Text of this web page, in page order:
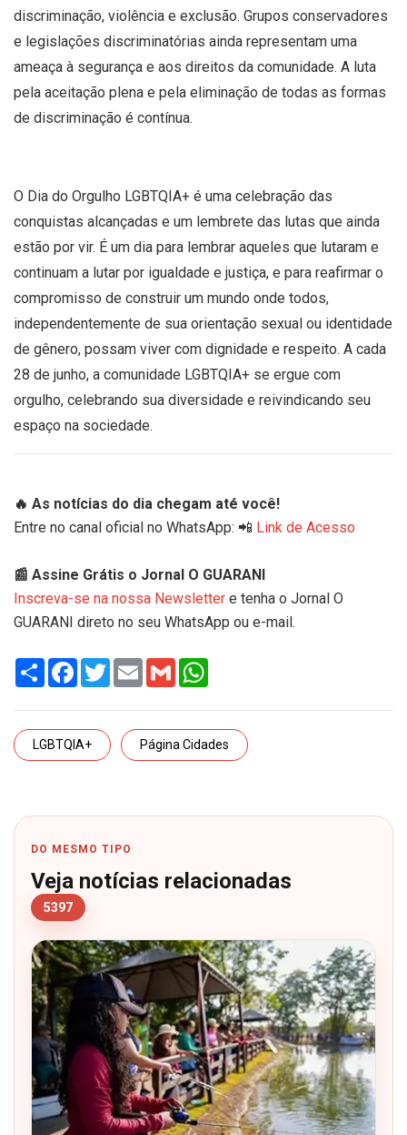
discriminação, violência e exclusão. Grupos conservadores
e legislações discriminatórias ainda representam uma
ameaça à segurança e aos direitos da comunidade. A luta
pela aceitação plena e pela eliminação de todas as formas
de discriminação é contínua.
O Dia do Orgulho LGBTQIA+ é uma celebração das
conquistas alcançadas e um lembrete das lutas que ainda
estão por vir. É um dia para lembrar aqueles que lutaram e
continuam a lutar por igualdade e justiça, e para reafirmar o
compromisso de construir um mundo onde todos,
independentemente de sua orientação sexual ou identidade
de gênero, possam viver com dignidade e respeito. A cada
28 de junho, a comunidade LGBTQIA+ se ergue com
orgulho, celebrando sua diversidade e reivindicando seu
espaço na sociedade.
🔥 As notícias do dia chegam até você!
Entre no canal oficial no WhatsApp: 📲 Link de Acesso
📰 Assine Grátis o Jornal O GUARANI
Inscreva-se na nossa Newsletter e tenha o Jornal O
GUARANI direto no seu WhatsApp ou e-mail.
Share Facebook
TwitterEmail Gmail
LGBTQIA+ Página Cidades
DO MESMO TIPO
Veja notícias relacionadas
5397